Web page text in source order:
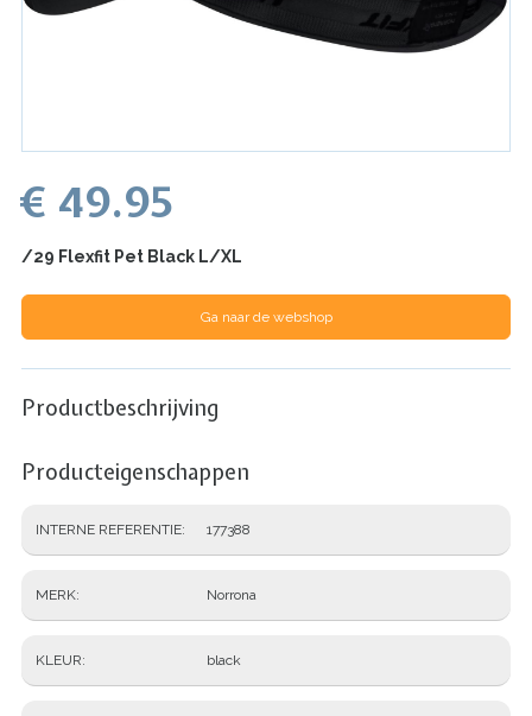
€ 49.95
/29 Flexfit Pet Black L/XL
Ga naar de webshop
Productbeschrijving
Producteigenschappen
INTERNE REFERENTIE 177388
MERK Norrona
KLEUR black